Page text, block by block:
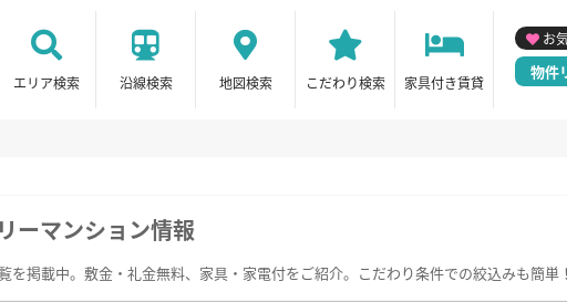
エリア検索 沿線検索 地図検索 こだわり検索 家具付き賃貸
お
物件
ーマンション情報
掲載中。敷金・礼金無料、家具・家電付をご紹介。こだわり条件での絞込みも簡単！